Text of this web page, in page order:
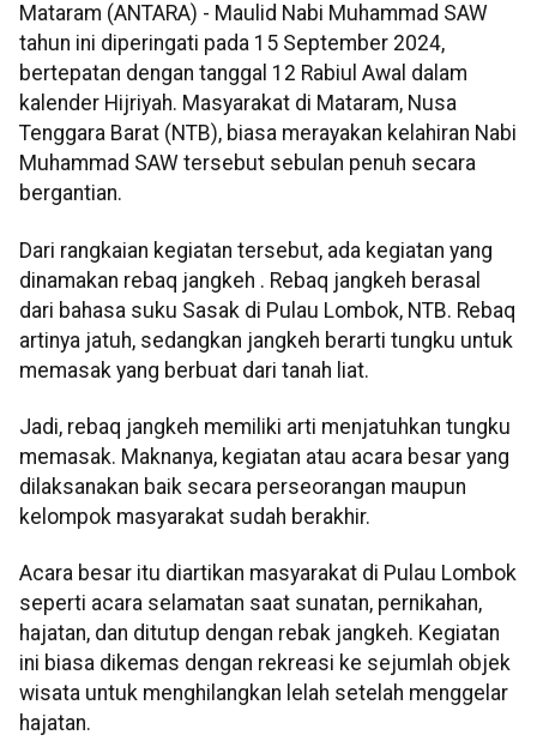
Mataram (ANTARA) - Maulid Nabi Muhammad SAW
tahun ini diperingati pada 15 September 2024,
bertepatan dengan tanggal 12 Rabiul Awal dalam
kalender Hijriyah. Masyarakat di Mataram, Nusa
Tenggara Barat (NTB), biasa merayakan kelahiran Nabi
Muhammad SAW tersebut sebulan penuh secara
bergantian.
Dari rangkaian kegiatan tersebut, ada kegiatan yang
dinamakan rebaq jangkeh . Rebaq jangkeh berasal
dari bahasa suku Sasak di Pulau Lombok, NTB. Rebaq
artinya jatuh, sedangkan jangkeh berarti tungku untuk
memasak yang berbuat dari tanah liat.
Jadi, rebaq jangkeh memiliki arti menjatuhkan tungku
memasak. Maknanya, kegiatan atau acara besar yang
dilaksanakan baik secara perseorangan maupun
kelompok masyarakat sudah berakhir.
Acara besar itu diartikan masyarakat di Pulau Lombok
seperti acara selamatan saat sunatan, pernikahan,
hajatan, dan ditutup dengan rebak jangkeh. Kegiatan
ini biasa dikemas dengan rekreasi ke sejumlah objek
wisata untuk menghilangkan lelah setelah menggelar
hajatan.